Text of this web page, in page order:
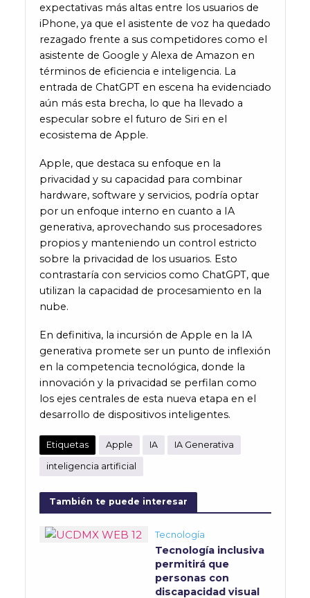
expectativas más altas entre los usuarios de
iPhone, ya que el asistente de voz ha quedado
rezagado frente a sus competidores como el
asistente de Google y Alexa de Amazon en
términos de eficiencia e inteligencia. La
entrada de ChatGPT en escena ha evidenciado
aún más esta brecha, lo que ha llevado a
especular sobre el futuro de Siri en el
ecosistema de Apple.
Apple, que destaca su enfoque en la
privacidad y su capacidad para combinar
hardware, software y servicios, podría optar
por un enfoque interno en cuanto a IA
generativa, aprovechando sus procesadores
propios y manteniendo un control estricto
sobre la privacidad de los usuarios. Esto
contrastaría con servicios como ChatGPT, que
utilizan la capacidad de procesamiento en la
nube.
En definitiva, la incursión de Apple en la IA
generativa promete ser un punto de inflexión
en la competencia tecnológica, donde la
innovación y la privacidad se perfilan como
los ejes centrales de esta nueva etapa en el
desarrollo de dispositivos inteligentes.
Etiquetas Apple IA IA Generativa
inteligencia artificial
También te puede interesar
Tecnología
Tecnología inclusiva
permitirá que
personas con
discapacidad visual